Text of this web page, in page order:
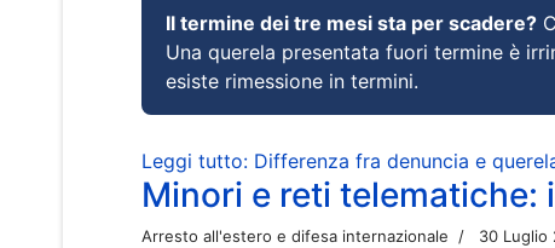
Il termine dei tre mesi sta per scadere?
Una querela presentata fuori termine è
esiste rimessione in termini.
Leggi tutto: Differenza fra denuncia e
Minori e reti telematiche:
Arresto all'estero e difesa internazionale 30 Luglio